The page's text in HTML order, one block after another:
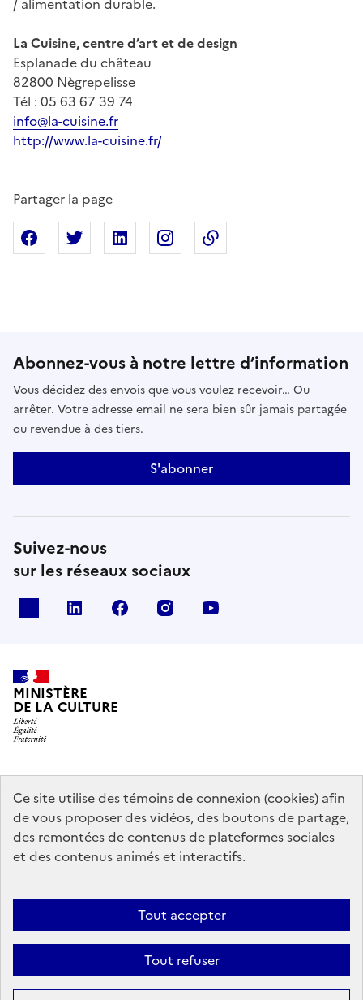
Ce site utilise des témoins de connexion (cookies) afin
de vous proposer des vidéos, des boutons de partage,
des remontées de contenus de plateformes sociales
et des contenus animés et interactifs.
Tout accepter
Tout refuser
La Cuisine, centre d’art et de design
Esplanade du château
82800 Nègrepelisse
Tél : 05 63 67 39 74
info@la-cuisine.fr
http://www.la-cuisine.fr/
Partager la page
Partager sur Facebook
Partager sur XPartager sur Linkedin
Partager sur Instagram
Abonnez-vous à notre lettre d’information
Vous décidez des envois que vous voulez recevoir… Ou
arrêter. Votre adresse email ne sera bien sûr jamais partagée
ou revendue à des tiers.
S'abonner
Suivez-nous
sur les réseaux sociaux
linkedin facebook instagram
MINISTÈRE
DE LA CULTURE
data.gouv.fr legifrance.gouv.fr
info.gouv.fr
service-public.gouv.fr
Mentions légales Accessibilité : partiellement conforme
Politique
d’utilisation des témoins de connexion (cookies)
Plan du site